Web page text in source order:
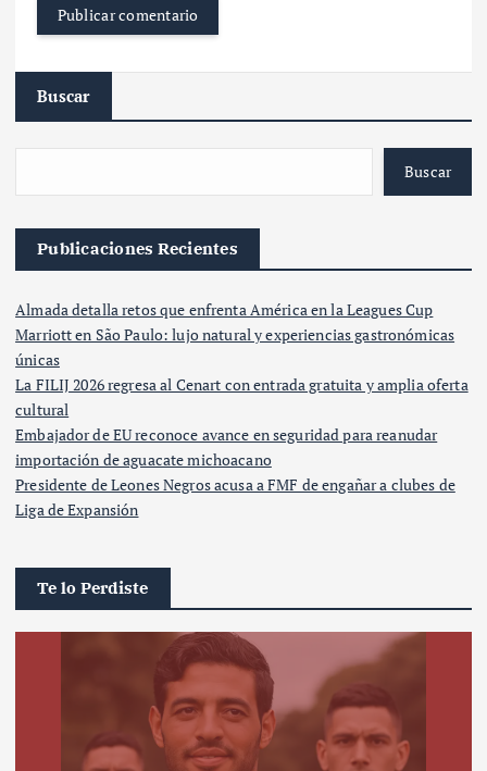
Buscar
Buscar
Publicaciones Recientes
Almada detalla retos que enfrenta América en la Leagues Cup
Marriott en São Paulo: lujo natural y experiencias gastronómicas
únicas
La FILIJ 2026 regresa al Cenart con entrada gratuita y amplia oferta
cultural
Embajador de EU reconoce avance en seguridad para reanudar
importación de aguacate michoacano
Presidente de Leones Negros acusa a FMF de engañar a clubes de
Liga de Expansión
Te lo Perdiste